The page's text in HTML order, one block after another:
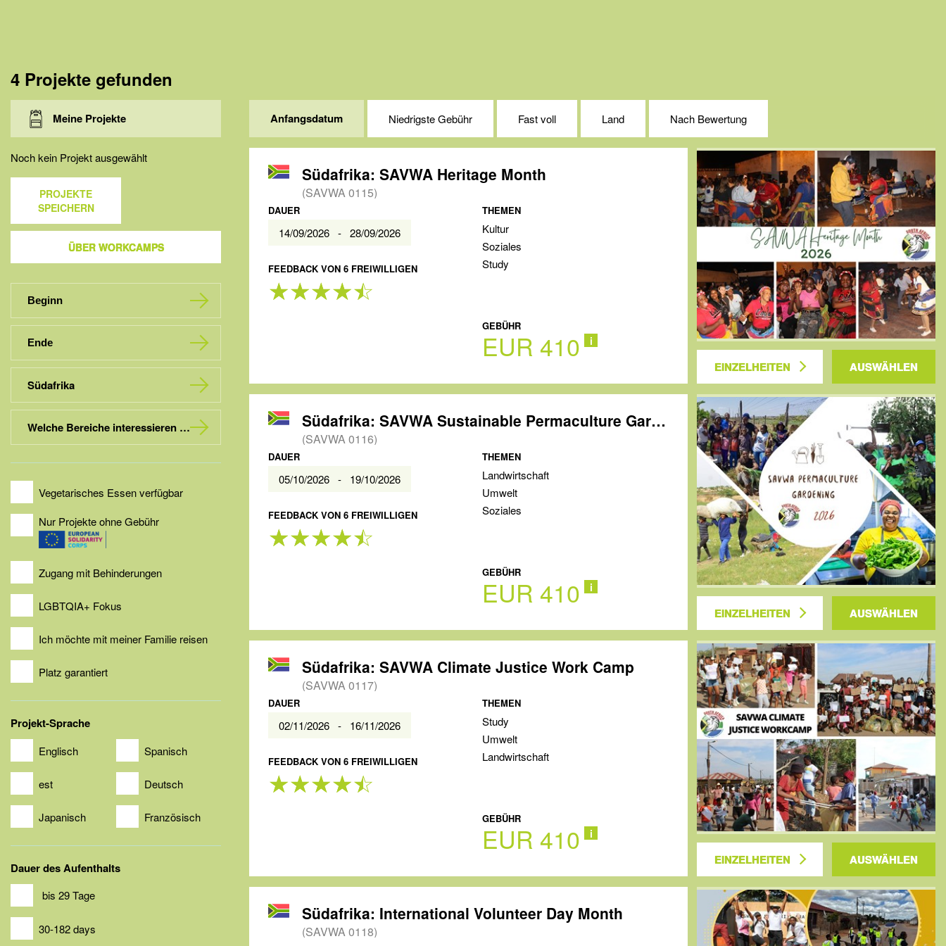
4 Projekte gefunden
Meine Projekte
Noch kein Projekt ausgewählt
PROJEKTE
SPEICHERN
ÜBER WORKCAMPS
Südafrika
Welche Bereiche interessieren dich?
Vegetarisches Essen verfügbar
Nur Projekte ohne Gebühr
Zugang mit Behinderungen
LGBTQIA+ Fokus
Ich möchte mit meiner Familie reisen
Platz garantiert
Projekt-Sprache
Englisch Spanisch
est Deutsch
Japanisch Französisch
Dauer des Aufenthalts
bis 29 Tage
30-182 days
Anfangsdatum Niedrigste Gebühr Fast voll Land Nach Bewertung
Südafrika: SAVWA Heritage Month
(SAVWA 0115)
DAUER
14/09/2026 - 28/09/2026
FEEDBACK VON 6 FREIWILLIGEN
THEMEN
Kultur
Soziales
Study
GEBÜHR
EUR 410 i
EINZELHEITEN AUSWÄHLEN
Südafrika: SAVWA Sustainable Permaculture Gardening
(SAVWA 0116)
DAUER
05/10/2026 - 19/10/2026
FEEDBACK VON 6 FREIWILLIGEN
THEMEN
Landwirtschaft
Umwelt
Soziales
GEBÜHR
EUR 410 i
EINZELHEITEN AUSWÄHLEN
Südafrika: SAVWA Climate Justice Work Camp
(SAVWA 0117)
DAUER
02/11/2026 - 16/11/2026
FEEDBACK VON 6 FREIWILLIGEN
THEMEN
Study
Umwelt
Landwirtschaft
GEBÜHR
EUR 410 i
EINZELHEITEN AUSWÄHLEN
Südafrika: International Volunteer Day Month
(SAVWA 0118)